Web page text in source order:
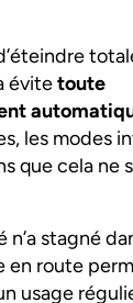
évitetoute
les modes
que cela ne
stagné
en route
usage